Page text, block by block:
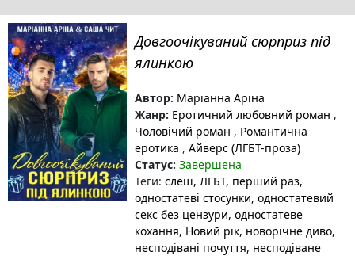
Довгоочікуваний сюрприз під
ялинкою
Автор: Маріанна Аріна
Жанр: Еротичний любовний роман ,
Чоловічий роман , Романтична
еротика , Айверс (ЛГБТ-проза)
Статус: Завершена
Теги: слеш, ЛГБТ, перший раз,
одностатеві стосунки, одностатевий
секс без цензури, одностатеве
кохання, Новий рік, новорічне диво,
несподівані почуття, несподіване